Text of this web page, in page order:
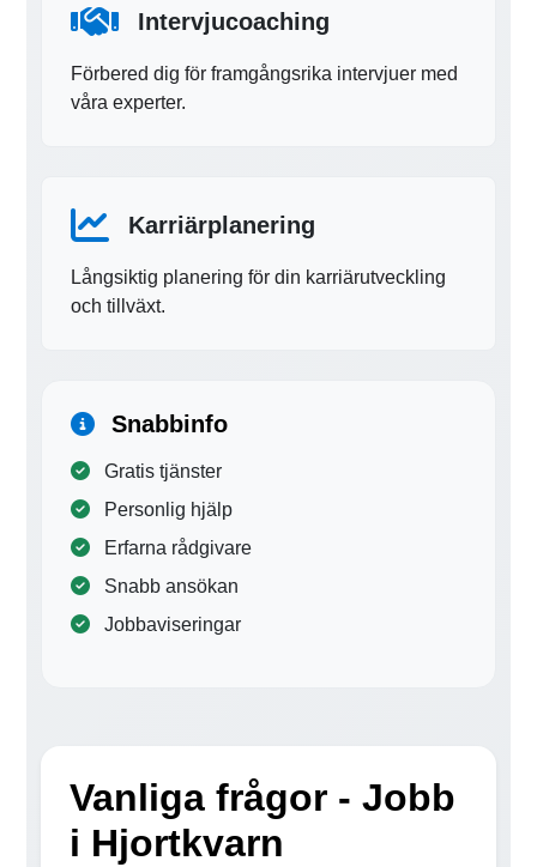
Intervjucoaching
Förbered dig för framgångsrika intervjuer med
våra experter.
Karriärplanering
Långsiktig planering för din karriärutveckling
och tillväxt.
Snabbinfo
Gratis tjänster
Personlig hjälp
Erfarna rådgivare
Snabb ansökan
Jobbaviseringar
Vanliga frågor - Jobb
i Hjortkvarn